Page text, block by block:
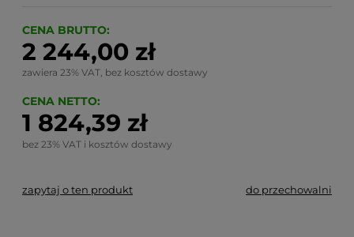
CENA BRUTTO:
2 244,00 zł
zawiera 23% VAT, bez kosztów dostawy
CENA NETTO:
1 824,39 zł
bez 23% VAT i kosztów dostawy
zapytaj o ten produkt do przechowalni